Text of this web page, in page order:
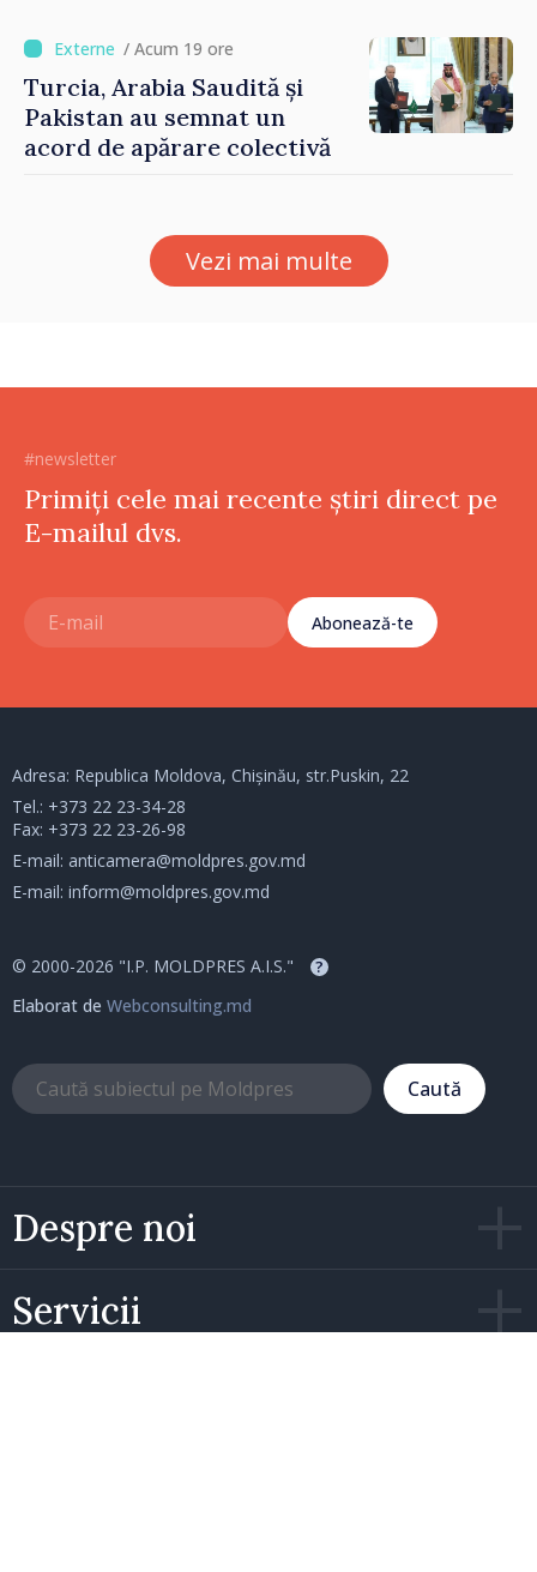
/ Acum 19 ore
Turcia, Arabia Saudită și
Pakistan au semnat un
acord de apărare colectivă
Vezi mai multe
#newsletter
Primiți cele mai recente știri direct pe
E-mailul dvs.
Abonează-te
Despre noi
Servicii
Adresa: Republica Moldova, Chișinău, str.Puskin, 22
Tel.: +373 22 23-34-28
Fax: +373 22 23-26-98
E-mail: anticamera@moldpres.gov.md
E-mail: inform@moldpres.gov.md
© 2000-2026 "I.P. MOLDPRES A.I.S." ?
Elaborat de Webconsulting.md
Caută